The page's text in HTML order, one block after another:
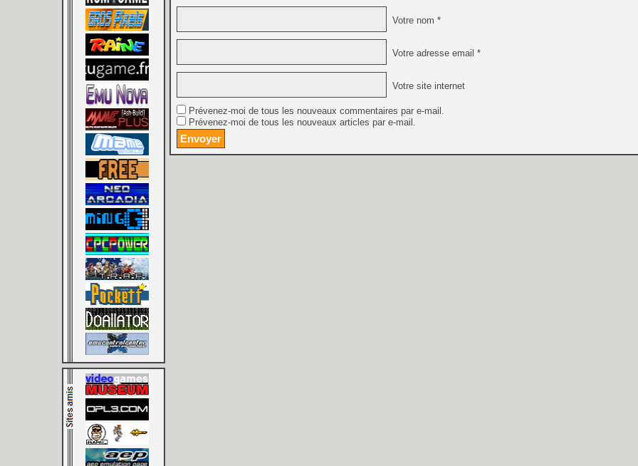
[GK] Guillermo del Toro
Votre nom *
Votre adresse email *
Votre site internet
Prévenez-moi de tous les nouveaux commentaires par e-mail.
Prévenez-moi de tous les nouveaux articles par e-mail.